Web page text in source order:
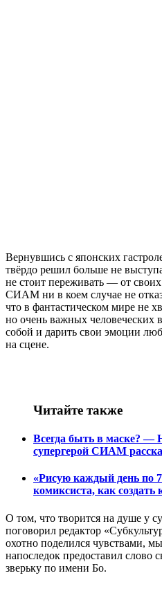
Вернувшись с японских
твёрдо решил больше не
не стоит переживать — от
СИАМ ни в коем случае не
что в фантастическом мире не
но очень важных человеческих
собой и дарить свои эмоции
на сцене.
Читайте также
Всегда быть в маске? —
супергерой СИАМ
«Рисую каждый день по
комиксиста, как создать
О том, что творится на душе у
поговорил редактор
охотно поделился чувствами,
напоследок предоставил слово
зверьку по имени Бо.